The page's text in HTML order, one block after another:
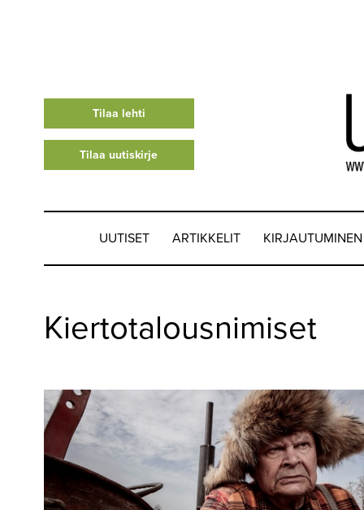
Tilaa lehti
Tilaa uutiskirje
UUTISET ARTIKKELIT KIRJAUTUMINEN
ARTIKKELIT
ARKISTO
TILAUSASIAT
MEDIATIEDOT
Kiertotalousnimiset